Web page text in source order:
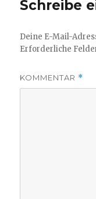
Schreibe
Deine E-Mail-
Erforderliche
KOMMENTAR *